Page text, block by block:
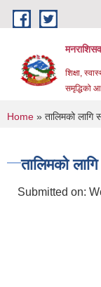
Skip to main content
शिक्षा,
समृद्धिको
You are
Home » तालिमको लागि
तालिमको
Submitted on: